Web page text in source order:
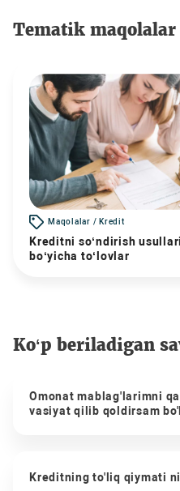
Tematik maqolalar
Maqolalar / Kredit
Kreditni so‘ndirish
bo‘yicha to‘lovlar
Ko‘p beriladigan
Omonat mablag'larimni
vasiyat qilib qoldirsam
Kreditning to'liq qiymati